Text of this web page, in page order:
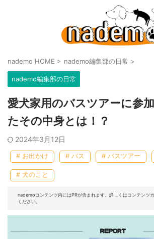
nademo HOME > nademo編集部の日常 >
nademo編集部の日常
愛犬家用のバスツアーに参
たその中身とは！？
2024年3月12日
# お出かけ # バス # バスツアー
# 犬のこと
nademoコンテンツ内にはPRが含まれます。詳しくはコンテンツ
ください。